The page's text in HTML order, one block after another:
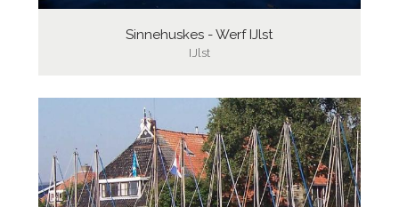
Sinnehuskes - Werf IJlst
IJlst